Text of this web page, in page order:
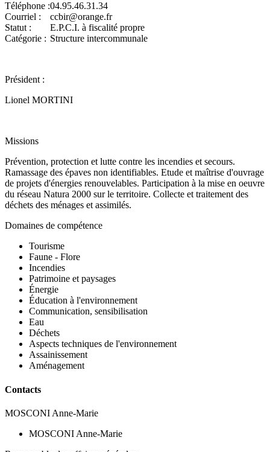
Téléphone :04.95.46.31.34
Courriel :
ccbir@orange.fr
Statut :
E.P.C.I. à fiscalité propre
Catégorie : Structure intercommunale
Président :
Lionel MORTINI
Missions
Prévention, protection et lutte contre les incendies et secours.
Ramassage des épaves non identifiables. Etude et maîtrise d'ouvrage
de projets d'énergies renouvelables. Participation à la mise en oeuvre
du réseau Natura 2000 sur le territoire. Collecte et traitement des
déchets des ménages et assimilés.
Domaines de compétence
Tourisme
Faune - Flore
Incendies
Patrimoine et paysages
Énergie
Éducation à l'environnement
Communication, sensibilisation
Eau
Déchets
Aspects techniques de l'environnement
Assainissement
Aménagement
Contacts
MOSCONI Anne-Marie
MOSCONI Anne-Marie